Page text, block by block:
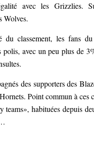
avec les Grizzlies.
Wolves.
du classement, les fans du
polis, avec un peu plus de
des supporters des
Point commun à ces
teams», habituées depuis